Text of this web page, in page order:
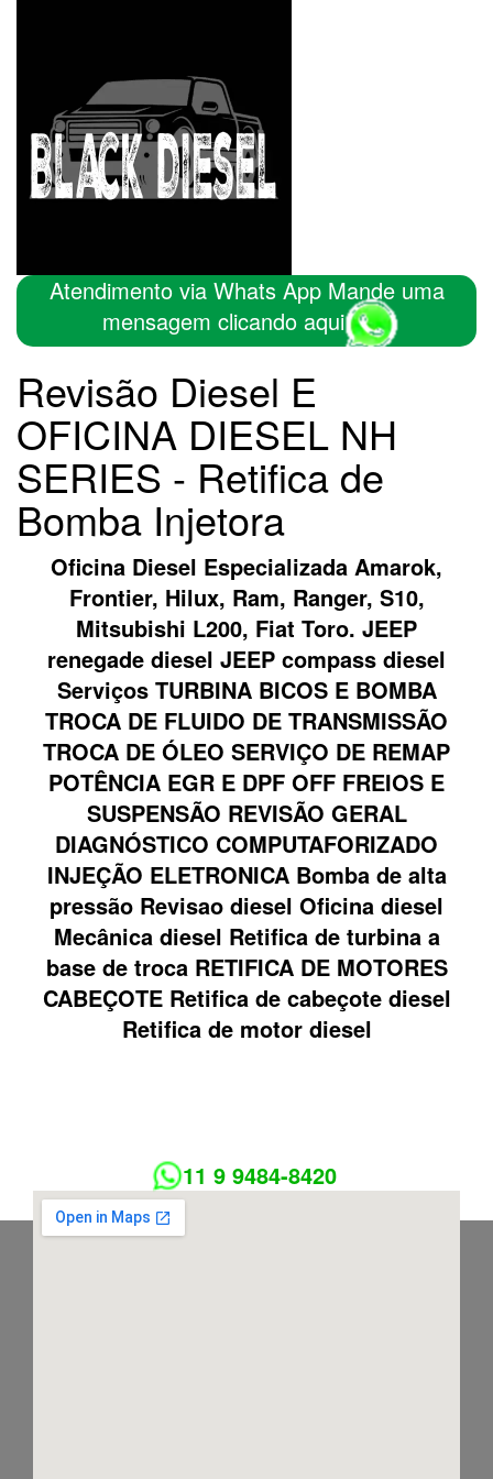
Atendimento via Whats App Mande uma
mensagem clicando aqui
Revisão Diesel E
OFICINA DIESEL NH
SERIES - Retifica de
Bomba Injetora
Oficina Diesel Especializada Amarok,
Frontier, Hilux, Ram, Ranger, S10,
Mitsubishi L200, Fiat Toro. JEEP
renegade diesel JEEP compass diesel
Serviços TURBINA BICOS E BOMBA
TROCA DE FLUIDO DE TRANSMISSÃO
TROCA DE ÓLEO SERVIÇO DE REMAP
POTÊNCIA EGR E DPF OFF FREIOS E
SUSPENSÃO REVISÃO GERAL
DIAGNÓSTICO COMPUTAFORIZADO
INJEÇÃO ELETRONICA Bomba de alta
pressão Revisao diesel Oficina diesel
Mecânica diesel Retifica de turbina a
base de troca RETIFICA DE MOTORES
CABEÇOTE Retifica de cabeçote diesel
Retifica de motor diesel
11 9 9484-8420